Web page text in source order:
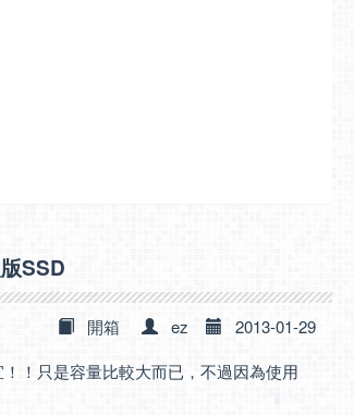
SSD
開箱 ez
2013-01-29
！只是容量比較大而已，不過因為使用